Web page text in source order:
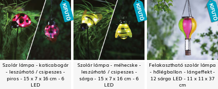
Szolár lámpa - katicabogár
- leszúrható / csipeszes -
piros - 15 x 7 x 16 cm - 6
LED
Szolár lámpa - méhecske -
leszúrható / csipeszes -
sárga - 15 x 7 x 16 cm - 6
LED
Felakasztható szolár lámpa
- hőlégballon - lángeffekt -
12 sárga LED - 11 x 11 x 37
cm